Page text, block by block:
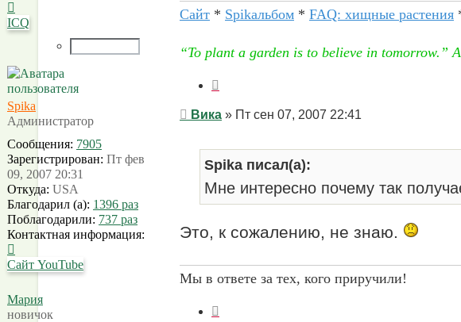
Сайт * Spikальбом * FAQ: хищные растения
“To plant a garden is to believe in tomorrow.”
информация
пользователя
ICQ
Сообщение
Вика » Пт сен 07, 2007 22:41
Spika писал(а):
Мне интересно почему так
Это, к сожалению, не знаю.
Мы в ответе за тех, кого приручили!
Spika
Администратор
Сообщения: 7905
Зарегистрирован: Пт фев
09, 2007 20:31
Откуда: USA
Благодарил (а): 1396 раз
Поблагодарили: 737 раз
Контактная информация:
информация
пользователя
Spika
Сайт YouTube
Мария
новичок